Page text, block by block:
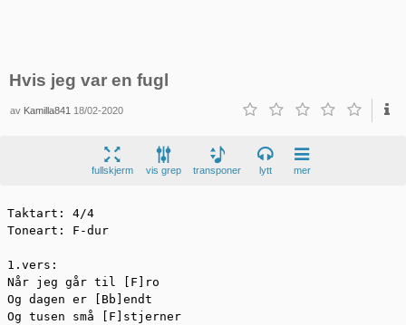
Hvis jeg var en fugl
av Kamilla841 18/02-2020
fullskjerm vis grep transponer lytt mer
Taktart: 4/4
Toneart: F-dur
1.vers:
Når jeg går til [F]ro
Og dagen er [Bb]endt
Og tusen små [F]stjerner